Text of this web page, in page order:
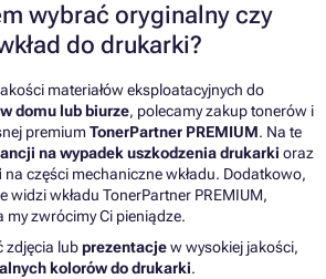
wybrać oryginalny czy
do drukarki?
materiałów eksploatacyjnych do
domu lub biurze, polecamy zakup tonerów i
premiumTonerPartner PREMIUM. Na te
na wypadek uszkodzenia drukarki oraz
na części mechaniczne wkładu. Dodatkowo,
widzi wkładu TonerPartner PREMIUM,
my zwrócimy Ci pieniądze.
zdjęcia lubprezentacjew wysokiej jakości,
kolorów do drukarki.